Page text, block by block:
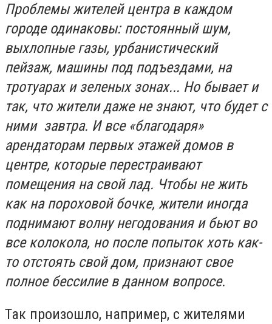
Проблемы жителей центра в каждом
городе одинаковы: постоянный шум,
выхлопные газы, урбанистический
пейзаж, машины под подъездами, на
тротуарах и зеленых зонах... Но бывает и
так, что жители даже не знают, что будет с
ними завтра. И все «благодаря»
арендаторам первых этажей домов в
центре, которые перестраивают
помещения на свой лад. Чтобы не жить
как на пороховой бочке, жители иногда
поднимают волну негодования и бьют во
все колокола, но после попыток хоть как-
то отстоять свой дом, признают свое
полное бессилие в данном вопросе.
Так произошло, например, с жителями